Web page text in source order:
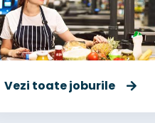
Vezi toate joburile